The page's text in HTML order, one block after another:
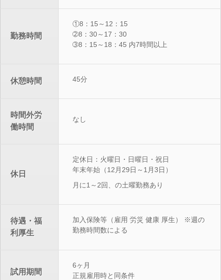
勤務時間
①8：15～12：15
➁8：30～17：30
➂8：15～18：45 内7時間以上
休憩時間 45分
時間外労
働時間
なし
休日
定休日：火曜日・日曜日・祝日
年末年始（12月29日～1月3日）
月に1～2回、の土曜勤務あり
待遇・福
利厚生
加入保険等（雇用 労災 健康 厚生） ※週の
勤務時間数による
試用期間
6ヶ月
正規雇用時と同条件